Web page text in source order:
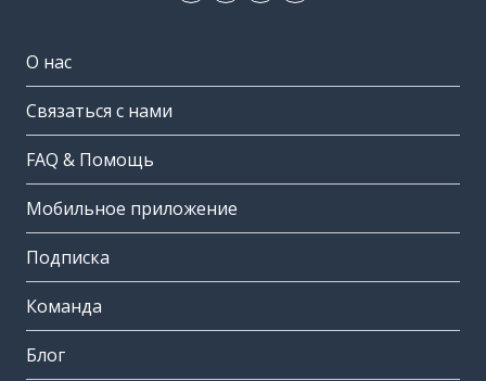
О нас
Связаться с нами
FAQ & Помощь
Мобильное приложение
Подписка
Команда
Блог